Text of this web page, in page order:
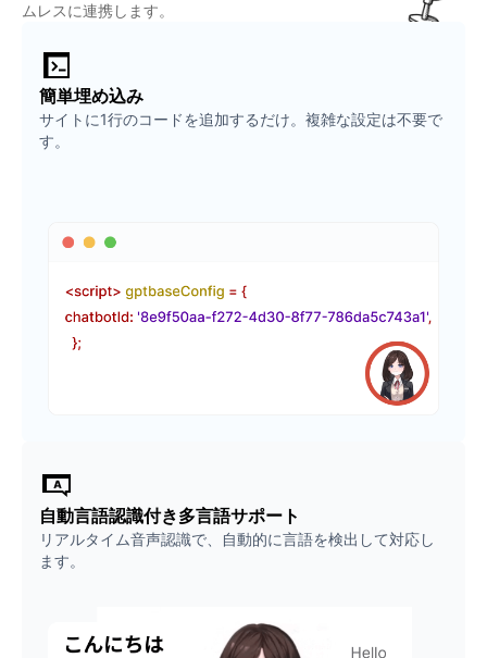
ムレスに連携します。
簡単埋め込み
サイトに1行のコードを追加するだけ。複雑な設定は不要で
す。
自動言語認識付き多言語サポート
リアルタイム音声認識で、自動的に言語を検出して対応し
ます。